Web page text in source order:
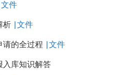
文件
析 文件
请的全过程 文件
入库知识解答